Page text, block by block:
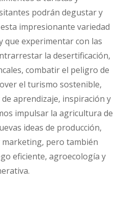
podrán degustar y
impresionante variedad
que experimentar con las
la desertificación,
combatir el peligro de
el turismo sostenible,
aprendizaje, inspiración y
impulsar la agricultura de
ideas de producción,
pero también
eficiente, agroecología y